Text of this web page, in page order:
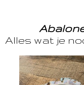
Alles wat je